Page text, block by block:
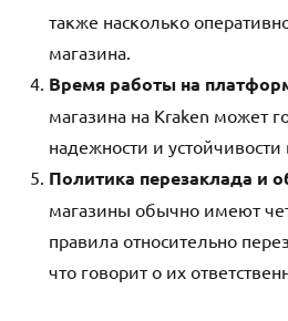
также насколько
магазина.
Время работы на
магазина на Kraken может
надежности и
Политика перезаклада и
магазины обычно имеют
правила относительно
что говорит о их